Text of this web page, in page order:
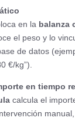
en la balanza
el peso y lo
de datos
€/kg”).
en tiempo
calcula el